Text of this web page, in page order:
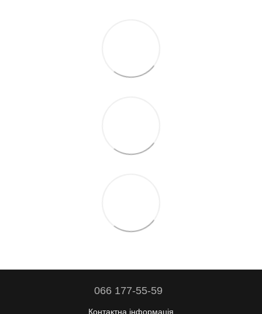
066 177-55-59
Контактна інформація